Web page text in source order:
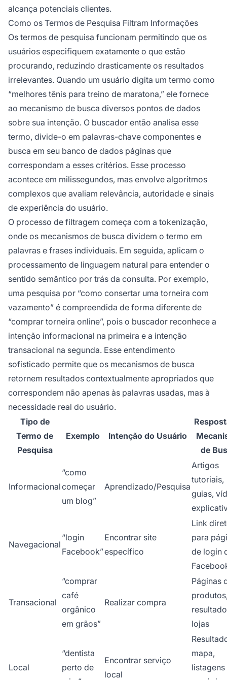
alcança potenciais clientes.
Como os Termos de Pesquisa Filtram Informações
Os termos de pesquisa funcionam permitindo que os
usuários especifiquem exatamente o que estão
procurando, reduzindo drasticamente os resultados
irrelevantes. Quando um usuário digita um termo como
“melhores tênis para treino de maratona,” ele fornece
ao mecanismo de busca diversos pontos de dados
sobre sua intenção. O buscador então analisa esse
termo, divide-o em palavras-chave componentes e
busca em seu banco de dados páginas que
correspondam a esses critérios. Esse processo
acontece em milissegundos, mas envolve algoritmos
complexos que avaliam relevância, autoridade e sinais
de experiência do usuário.
O processo de filtragem começa com a tokenização,
onde os mecanismos de busca dividem o termo em
palavras e frases individuais. Em seguida, aplicam o
processamento de linguagem natural para entender o
sentido semântico por trás da consulta. Por exemplo,
uma pesquisa por “como consertar uma torneira com
vazamento” é compreendida de forma diferente de
“comprar torneira online”, pois o buscador reconhece a
intenção informacional na primeira e a intenção
transacional na segunda. Esse entendimento
sofisticado permite que os mecanismos de busca
retornem resultados contextualmente apropriados que
correspondem não apenas às palavras usadas, mas à
necessidade real do usuário.
Tipo de
Termo de
Pesquisa
Exemplo Intenção do Usuário
de
Informacional
“como
começar
um blog”
Aprendizado/Pesquisa
Artigos
tutoriais,
guias,
Navegacional
“login
Facebook”
Encontrar site
específico
Link
para
de login
Transacional
“comprar
café
orgânico
em grãos”
Realizar compra
Páginas
lojas
Local
“dentista
perto de
Encontrar serviço
local
mapa,
listagens